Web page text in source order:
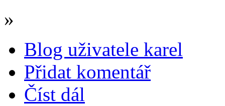
»
Blog uživatele karel
Přidat komentář
Číst dál